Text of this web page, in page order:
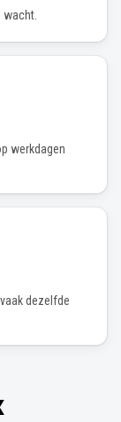
wacht.
werkdagen
dezelfde